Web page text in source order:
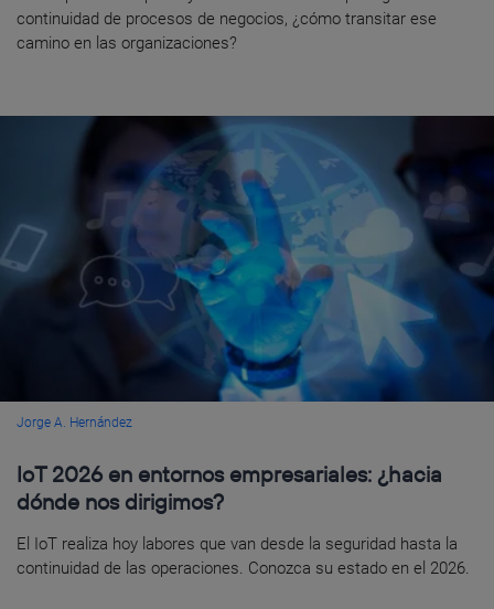
continuidad de procesos de negocios, ¿cómo transitar ese
camino en las organizaciones?
Jorge A. Hernández
IoT 2026 en entornos empresariales: ¿hacia
dónde nos dirigimos?
El IoT realiza hoy labores que van desde la seguridad hasta la
continuidad de las operaciones. Conozca su estado en el 2026.